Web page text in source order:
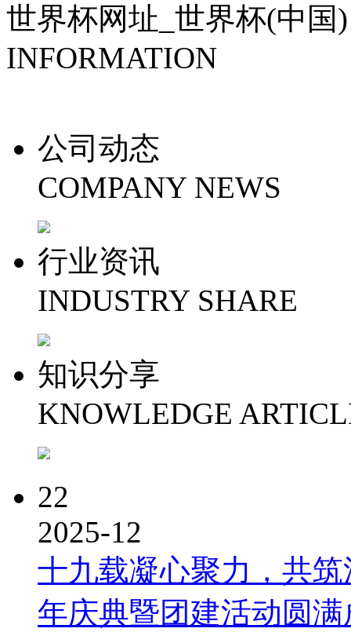
世界杯网址_世界杯(中国)
INFORMATION
公司动态
COMPANY NEWS
行业资讯
INDUSTRY SHARE
知识分享
KNOWLEDGE
22
2025-12
十九载凝心聚力，共
年庆典暨团建活动圆满